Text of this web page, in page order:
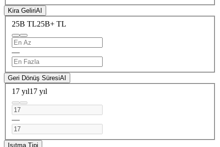
Kira GeliriAI
25B TL25B+ TL
—
Geri Dönüş SüresiAI
17 yıl17 yıl
—
Isıtma Tipi